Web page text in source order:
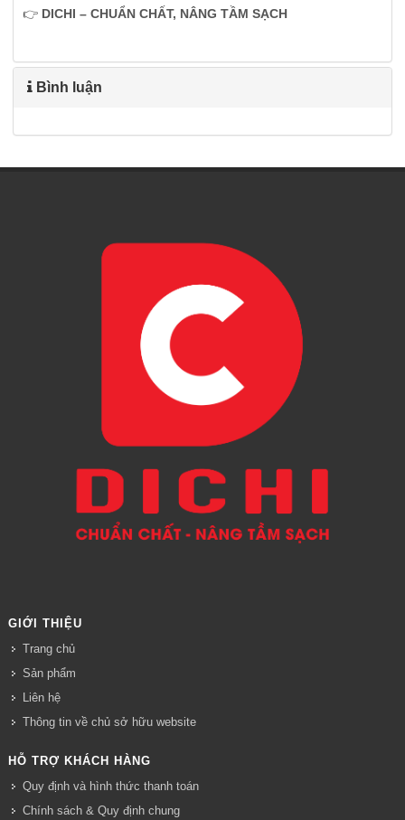
👉 DICHI – CHUẨN CHẤT, NÂNG TẦM SẠCH
Bình luận
GIỚI THIỆU
Trang chủ
Sản phẩm
Liên hệ
Thông tin về chủ sở hữu website
HỖ TRỢ KHÁCH HÀNG
Quy định và hình thức thanh toán
Chính sách & Quy định chung